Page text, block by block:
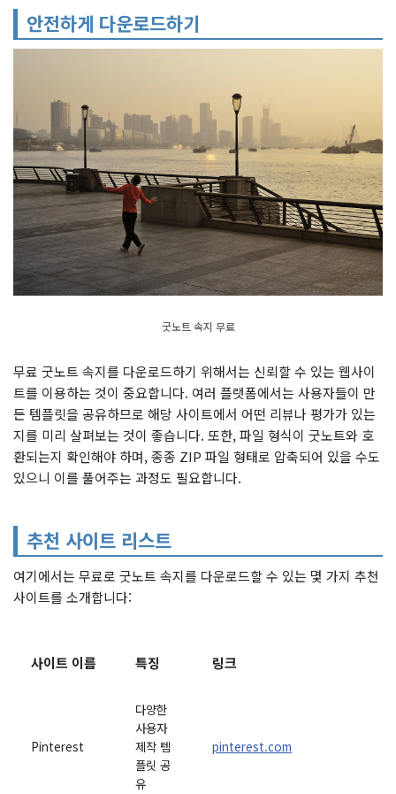
안전하게 다운로드하기
굿노트 속지 무료
무료 굿노트 속지를 다운로드하기 위해서는 신뢰할 수 있는 웹사이
트를 이용하는 것이 중요합니다. 여러 플랫폼에서는 사용자들이 만
든 템플릿을 공유하므로 해당 사이트에서 어떤 리뷰나 평가가 있는
지를 미리 살펴보는 것이 좋습니다. 또한, 파일 형식이 굿노트와 호
환되는지 확인해야 하며, 종종 ZIP 파일 형태로 압축되어 있을 수도
있으니 이를 풀어주는 과정도 필요합니다.
추천 사이트 리스트
여기에서는 무료로 굿노트 속지를 다운로드할 수 있는 몇 가지 추천
사이트를 소개합니다:
사이트 이름 특징 링크
Pinterest
다양한
사용자
제작 템
플릿 공
유
pinterest.com